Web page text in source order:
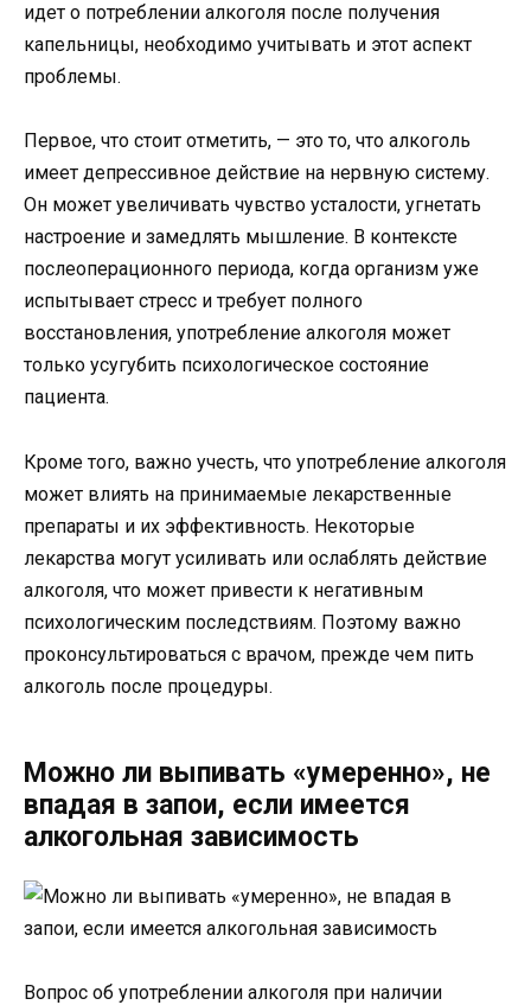
идет о потреблении алкоголя после получения
капельницы, необходимо учитывать и этот аспект
проблемы.
Первое, что стоит отметить, — это то, что алкоголь
имеет депрессивное действие на нервную систему.
Он может увеличивать чувство усталости, угнетать
настроение и замедлять мышление. В контексте
послеоперационного периода, когда организм уже
испытывает стресс и требует полного
восстановления, употребление алкоголя может
только усугубить психологическое состояние
пациента.
Кроме того, важно учесть, что употребление алкоголя
может влиять на принимаемые лекарственные
препараты и их эффективность. Некоторые
лекарства могут усиливать или ослаблять действие
алкоголя, что может привести к негативным
психологическим последствиям. Поэтому важно
проконсультироваться с врачом, прежде чем пить
алкоголь после процедуры.
Можно ли выпивать «умеренно», не
впадая в запои, если имеется
алкогольная зависимость
Вопрос об употреблении алкоголя при наличии